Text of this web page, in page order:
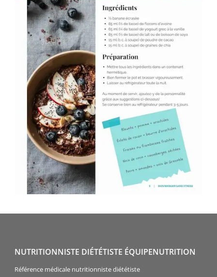
NUTRITIONNISTE DIÉTÉTISTE ÉQUIPENUTRITION
Référence médicale nutritionniste diététiste